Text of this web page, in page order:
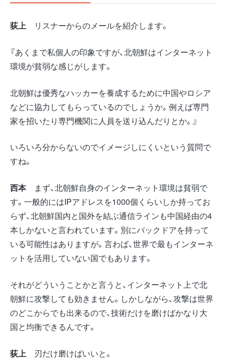
荻上 リスナーからのメールを紹介します。
『あくまで私個人の印象ですが、北朝鮮はインターネット
環境が貧弱な感じがします。
北朝鮮は優秀なハッカーを養成するために中国やロシア
などに協力してもらっているのでしょうか。例えば専門
家を招いたり専門機関に人員を送り込んだりとか。』
いろいろ分からないのでイメージしにくいという質問で
すね。
西本まず、北朝鮮自身のインターネット環境は貧弱で
す。一般的にはIPアドレスを1000個くらいしか持ってお
らず、北朝鮮国内と国外を結ぶ通信ラインも中国経由の4
本しかないと言われています。別にバックドアを持って
いる可能性はありますが。言わば、世界で最もインターネ
ットを活用していない国でもあります。
それがどういうことかと言うと、インターネット上で北
朝鮮に攻撃しても効きません。しかしながら、攻撃は世界
のどこからでも出来るので、技術だけを磨けばかなり大
国と均衡できるんです。
荻上 刃だけ磨けばいいと。